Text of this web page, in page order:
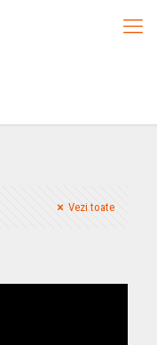
Vezi toate